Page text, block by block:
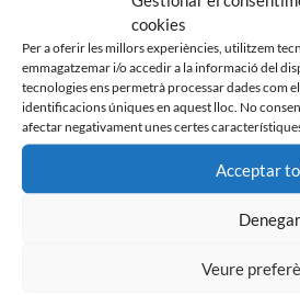
cookies
Per a oferir les millors experiències, utilitzem
emmagatzemar i/o accedir a la informació del
tecnologies ens permetrà processar dades com
identificacions úniques en aquest lloc. No
afectar negativament unes certes
Acceptar
Denegar
Veure
𝐀𝐑𝐀 𝐌𝐄́𝐒 𝐐𝐔𝐄 𝐌𝐀𝐈: 𝐥𝐚 𝐜𝐢𝐮𝐭𝐚𝐭 𝐚𝐦𝐛 𝐞𝐥